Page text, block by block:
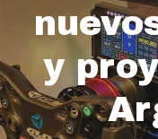
y